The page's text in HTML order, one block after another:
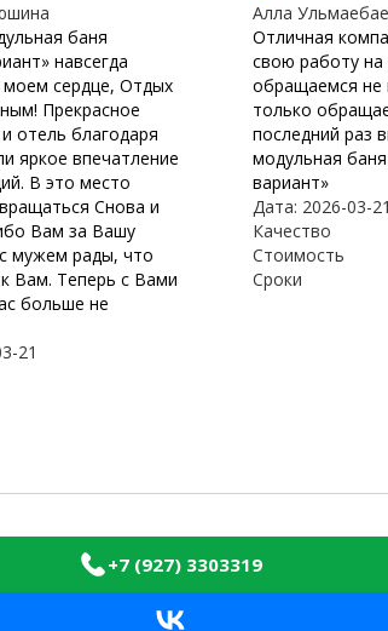
баня
навсегда
моем сердце, Отдых
Прекрасное
отель благодаря
яркое впечатление
В это место
Снова и
Вам за Вашу
мужем рады, что
Вам. Теперь с Вами
больше не
21
Алла
Отличная
свою работу на
обращаемся не
только
последний раз
модульная
вариант»
Дата: 2026-03-21
Качество
Стоимость
Сроки
+7 (927) 3303319